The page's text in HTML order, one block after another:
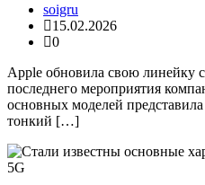
soigru
15.02.2026
0
Apple обновила свою линейку
последнего мероприятия
основных моделей
тонкий […]